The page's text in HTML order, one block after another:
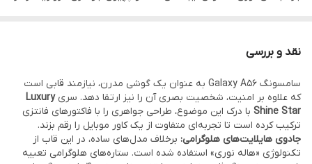
کرده و با تلالوهای رنگی هلوگرامی ترکیب می‌کند.
و اسنپ پی و دیجی پی
نقد و بررسی
سامسونگ Galaxy A56 به عنوان یک گوشی مدرن، نیازمند قابی است
که علاوه بر امنیت، شخصیت بصری آن را نیز ارتقا دهد. سریLuxury
Shine Star با درک این موضوع، طراحی جواهری را با فاکتورهای فانتزی
ترکیب کرده است تا تجربه‌ای متفاوت از یک کاور موبایل را رقم بزند.
جادوی هایلایت‌های هلوگرامی: برخلاف مدل‌های ساده، در این قاب از
تکنولوژی «هاله نوری» استفاده شده است. ستاره‌های هلوگرامی تعبیه